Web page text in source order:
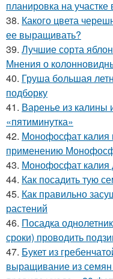
планировка на участке
38. Какого цвета
ее выращивать?
39. Лучшие сорта
Мнения о
40. Груша большая
подборку
41. Варенье из калины
«пятиминутка»
42. Монофосфат калия
применению
43. Монофосфат калия
44. Как посадить тую
45. Как правильно
растений
46. Посадка
сроки) проводить
47. Букет из
выращивание из семян